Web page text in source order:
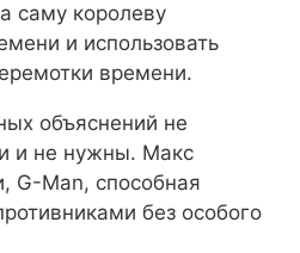
саму королеву
и использовать
времени.
объяснений не
и не нужны. Макс
G-Man, способная
без особого